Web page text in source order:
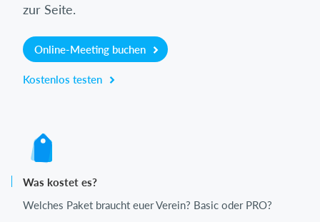
zur Seite.
Online-Meeting buchen
Kostenlos testen
Was kostet es?
Welches Paket braucht euer Verein? Basic oder PRO?